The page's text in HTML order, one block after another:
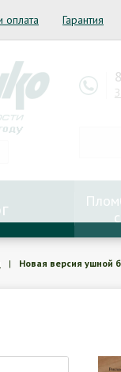
оплата Гарантия
| Новая версия ушной